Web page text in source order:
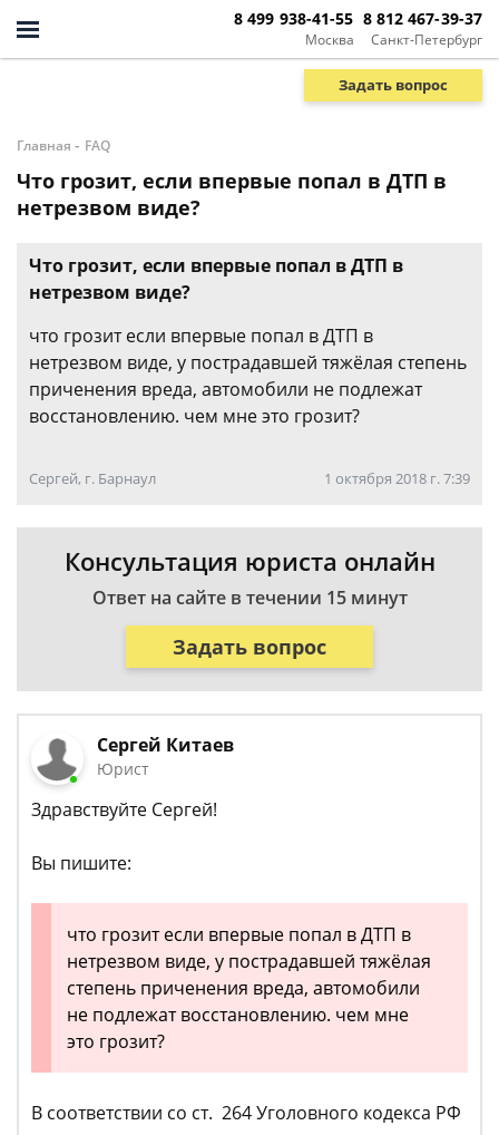
Москва
8 499 938-41-55
Санкт-Петербург
8 812 467-39-37
Задать вопрос
Главная - FAQ
Что грозит, если впервые попал в ДТП в
нетрезвом виде?
Что грозит, если впервые попал в ДТП в
нетрезвом виде?
что грозит если впервые попал в ДТП в
нетрезвом виде, у пострадавшей тяжёлая степень
приченения вреда, автомобили не подлежат
восстановлению. чем мне это грозит?
Сергей, г. Барнаул 1 октября 2018 г. 7:39
Консультация юриста онлайн
Ответ на сайте в течении 15 минут
Задать вопрос
Сергей Китаев
Юрист
Здравствуйте Сергей!
Вы пишите:
что грозит если впервые попал в ДТП в
нетрезвом виде, у пострадавшей тяжёлая
степень приченения вреда, автомобили
не подлежат восстановлению. чем мне
это грозит?
В соответствии со ст. 264 Уголовного кодекса РФ